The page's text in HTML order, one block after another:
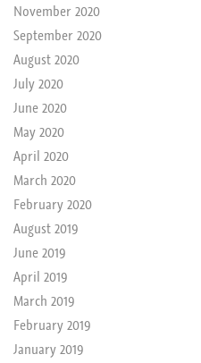
November 2020
September 2020
August 2020
July 2020
June 2020
May 2020
April 2020
March 2020
February 2020
August 2019
June 2019
April 2019
March 2019
February 2019
January 2019